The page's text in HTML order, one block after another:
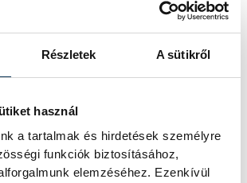
Részletek A sütikről
használ
a tartalmak és hirdetések személyre
funkciók biztosításához,
elemzéséhez. Ezenkívül
Nowicki
81,02